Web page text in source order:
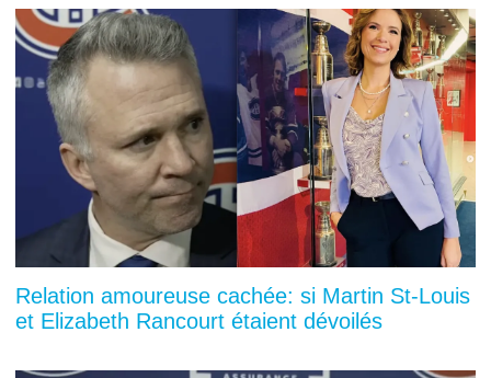
Relation amoureuse cachée: si Martin St-Louis
et Elizabeth Rancourt étaient dévoilés